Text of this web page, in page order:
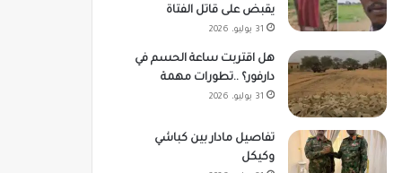
يقبض على قاتل الفتاة
31 يوليو، 2026
هل اقتربت ساعة الحسم في
دارفور؟ ..تطورات مهمة
31 يوليو، 2026
تفاصيل مادار بين كباشي
وكيكل